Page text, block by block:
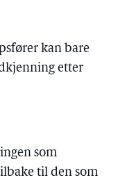
kan bare
etter
som
til den som